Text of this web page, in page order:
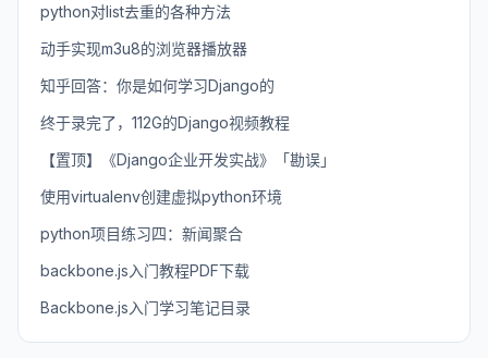
python对list去重的各种方法
动手实现m3u8的浏览器播放器
知乎回答：你是如何学习Django的
终于录完了，112G的Django视频教程
【置顶】《Django企业开发实战》「勘误」
使用virtualenv创建虚拟python环境
python项目练习四：新闻聚合
backbone.js入门教程PDF下载
Backbone.js入门学习笔记目录